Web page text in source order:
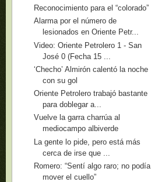
Reconocimiento para el “colorado”
Alarma por el número de
lesionados en Oriente Petr...
Video: Oriente Petrolero 1 - San
José 0 (Fecha 15 ...
‘Checho’ Almirón calentó la noche
con su gol
Oriente Petrolero trabajó bastante
para doblegar a...
Vuelve la garra charrúa al
mediocampo albiverde
La gente lo pide, pero está más
cerca de irse que ...
Romero: “Sentí algo raro; no podía
mover el cuello”